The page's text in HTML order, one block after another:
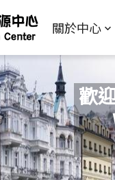
關於中心
歡